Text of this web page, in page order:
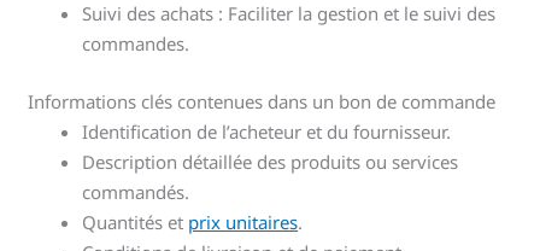
Suivi des achats : Faciliter la gestion et le suivi des
commandes.
Informations clés contenues dans un bon de commande
Identification de l’acheteur et du fournisseur.
Description détaillée des produits ou services
commandés.
Quantités et prix unitaires.